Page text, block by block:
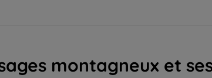
montagneux et